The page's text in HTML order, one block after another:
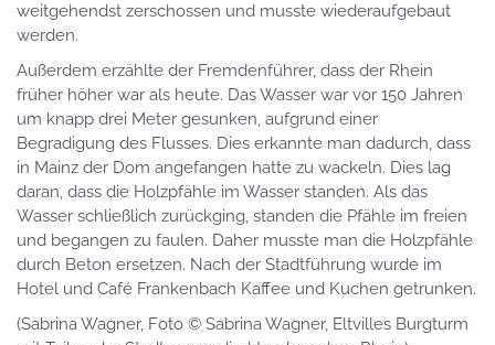
weitgehendst zerschossen und musste wiederaufgebaut
werden.
Außerdem erzählte der Fremdenführer, dass der Rhein
früher höher war als heute. Das Wasser war vor 150 Jahren
um knapp drei Meter gesunken, aufgrund einer
Begradigung des Flusses. Dies erkannte man dadurch, dass
in Mainz der Dom angefangen hatte zu wackeln. Dies lag
daran, dass die Holzpfähle im Wasser standen. Als das
Wasser schließlich zurückging, standen die Pfähle im freien
und begangen zu faulen. Daher musste man die Holzpfähle
durch Beton ersetzen. Nach der Stadtführung wurde im
Hotel und Café Frankenbach Kaffee und Kuchen getrunken.
(Sabrina Wagner, Foto © Sabrina Wagner, Eltvilles Burgturm